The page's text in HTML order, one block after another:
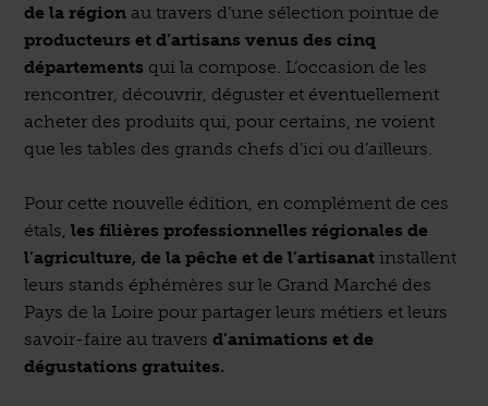
de la région au travers d’une sélection pointue de
producteurs et d’artisans venus des cinq
départements qui la compose. L’occasion de les
rencontrer, découvrir, déguster et éventuellement
acheter des produits qui, pour certains, ne voient
que les tables des grands chefs d’ici ou d’ailleurs.
Pour cette nouvelle édition, en complément de ces
étals,les filières professionnelles régionales de
l’agriculture, de la pêche et de l’artisanat installent
leurs stands éphémères sur le Grand Marché des
Pays de la Loire pour partager leurs métiers et leurs
savoir-faire au traversd’animations et de
dégustations gratuites.